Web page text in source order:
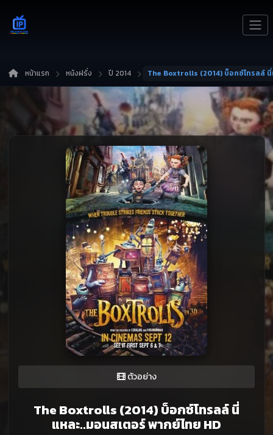
หน้าแรก หนังฝรั่ง ปี 2014
ตัวอย่าง
The Boxtrolls (2014) บ็อกซ์โทรลล์ นี่
แหละ..มอนสเตอร์ พากย์ไทย HD